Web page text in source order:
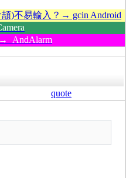
)不易輸入？→ gcin Android
AndAlarm
quote